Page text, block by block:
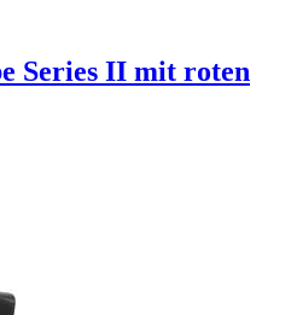
Series II mit roten